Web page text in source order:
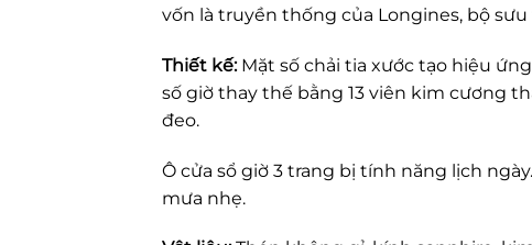
vốn là truyền thống của Longines, bộ
Thiết kế: Mặt số chải tia xước tạo hiệu
số giờ thay thế bằng 13 viên kim cương
đeo.
Ô cửa sổ giờ 3 trang bị tính năng lịch
mưa nhẹ.